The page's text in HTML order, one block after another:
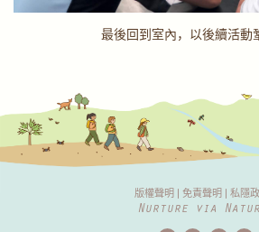
最後回到室內，以後續活動
版權聲明 免責聲明 私隱
Nurture via